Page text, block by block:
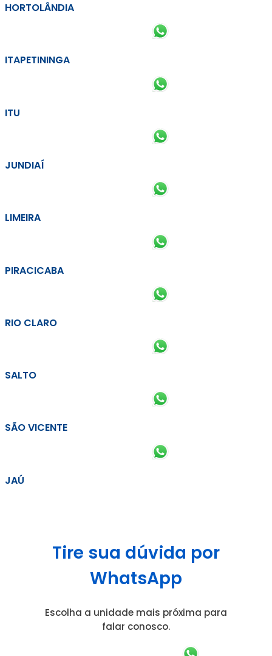
HORTOLÂNDIA
ITAPETININGA
ITU
JUNDIAÍ
LIMEIRA
PIRACICABA
RIO CLARO
SALTO
SÃO VICENTE
JAÚ
Tire sua dúvida por
WhatsApp
Escolha a unidade mais próxima para
falar conosco.